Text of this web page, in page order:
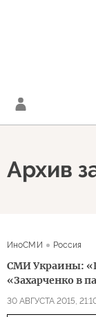
Архив
ИноСМИ Россия
СМИ Украины:
«Захарченко в
30 АВГУСТА 2015,